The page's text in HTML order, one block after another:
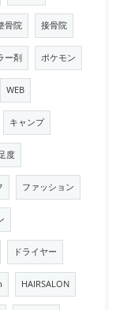
骨院 接骨院
ー剤 ポケモン
WEB
キャンプ
度
ファッション
ドライヤー
HAIRSALON